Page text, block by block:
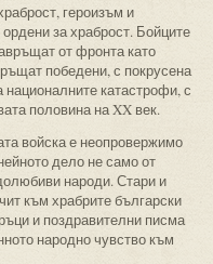
героизъм и
за храброст. Бойците
от фронта като
победени, с покрусена
катастрофи, с
половина на XX век.
войска е неопровержимо
дело не само от
народи. Стари и
към храбрите български
и поздравителни писма
народно чувство към